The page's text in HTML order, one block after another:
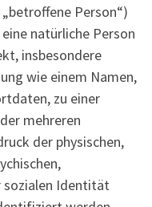
Person“)
natürliche Person
insbesondere
wie einem Namen,
zu einer
mehreren
der physischen,
sozialen Identität